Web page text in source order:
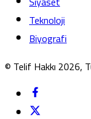
Teknoloji
Biyografi
© Telif Hakkı 2026,